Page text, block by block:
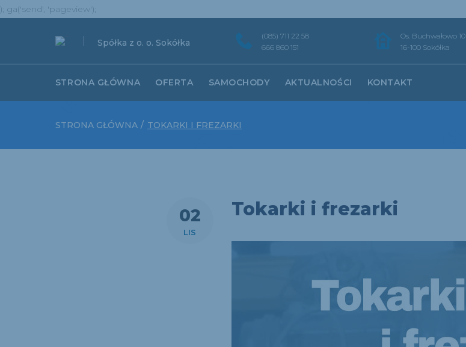
); ga('send', 'pageview');
content
Spółka z o. o. Sokółka
(085) 711 22 58
666 860 151
Os. Buchwałowo 10
16-100 Sokółka
STRONA GŁÓWNA OFERTA SAMOCHODY AKTUALNOŚCI KONTAKT
STRONA GŁÓWNA / TOKARKI I FREZARKI
02
LIS
Tokarki i frezarki